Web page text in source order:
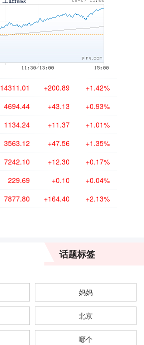
14311.01 +200.89 +1.42%
4694.44 +43.13 +0.93%
1134.24 +11.37 +1.01%
3563.12 +47.56 +1.35%
7242.10 +12.30 +0.17%
229.69 +0.10 +0.04%
7877.80 +164.40 +2.13%
话题标签
妈妈
北京
哪个